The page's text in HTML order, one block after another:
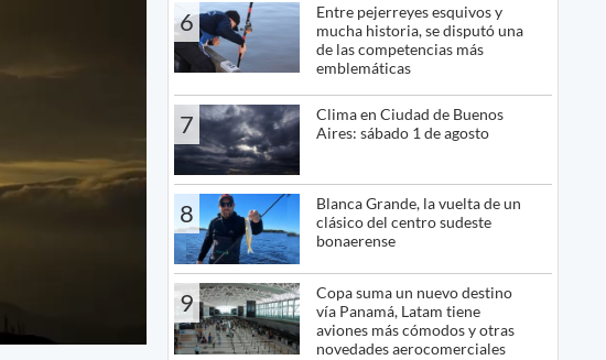
6
Entre pejerreyes esquivos y
mucha historia, se disputó una
de las competencias más
emblemáticas
7
Clima en Ciudad de Buenos
Aires: sábado 1 de agosto
8
Blanca Grande, la vuelta de un
clásico del centro sudeste
bonaerense
9
Copa suma un nuevo destino
vía Panamá, Latam tiene
aviones más cómodos y otras
novedades aerocomerciales